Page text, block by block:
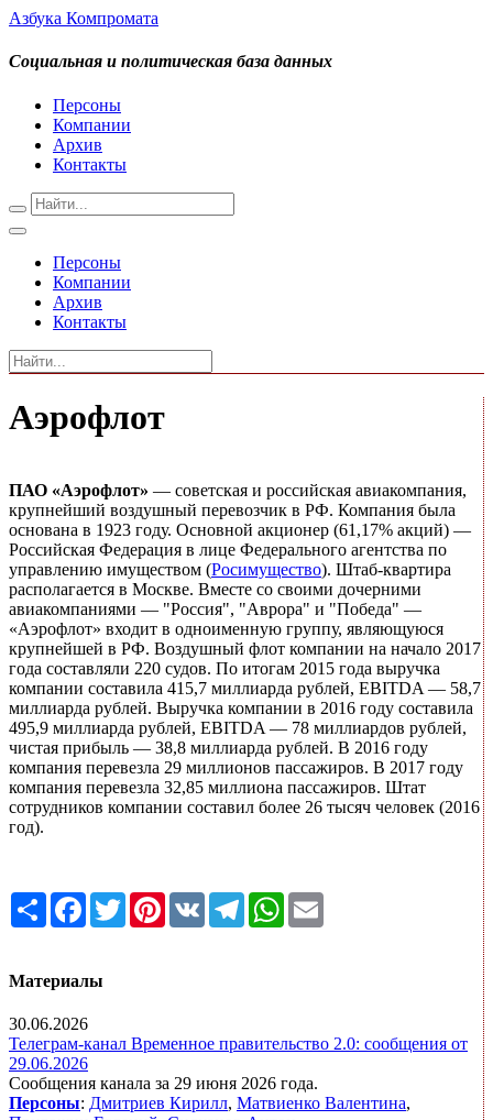
Азбука Компромата
Социальная и политическая база данных
Персоны
Компании
Архив
Контакты
Персоны
Компании
Архив
Контакты
Аэрофлот
ПАО «Аэрофлот» — советская и российская авиакомпания,
крупнейший воздушный перевозчик в РФ. Компания была
основана в 1923 году. Основной акционер (61,17% акций) —
Российская Федерация в лице Федерального агентства по
управлению имуществом (Росимущество). Штаб-квартира
располагается в Москве. Вместе со своими дочерними
авиакомпаниями — "Россия", "Аврора" и "Победа" —
«Аэрофлот» входит в одноименную группу, являющуюся
крупнейшей в РФ. Воздушный флот компании на начало 2017
года составляли 220 судов. По итогам 2015 года выручка
компании составила 415,7 миллиарда рублей, EBITDA — 58,7
миллиарда рублей. Выручка компании в 2016 году составила
495,9 миллиарда рублей, EBITDA — 78 миллиардов рублей,
чистая прибыль — 38,8 миллиарда рублей. В 2016 году
компания перевезла 29 миллионов пассажиров. В 2017 году
компания перевезла 32,85 миллиона пассажиров. Штат
сотрудников компании составил более 26 тысяч человек (2016
год).
Share Facebook
TwitterPinterest
VK TelegramWhatsApp
Материалы
30.06.2026
Телеграм-канал Временное правительство 2.0: сообщения от
29.06.2026
Сообщения канала за 29 июня 2026 года.
Персоны: Дмитриев Кирилл, Матвиенко Валентина,